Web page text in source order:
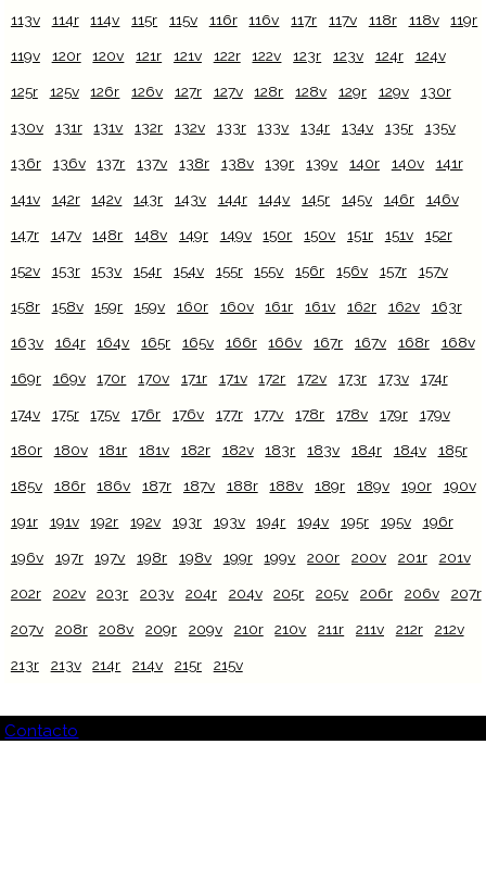
113v 114r 114v 115r 115v 116r 116v 117r 117v 118r 118v 119r
119v 120r 120v 121r 121v 122r 122v 123r 123v 124r 124v
125r 125v 126r 126v 127r 127v 128r 128v 129r 129v 130r
130v 131r 131v 132r 132v 133r 133v 134r 134v 135r 135v
136r 136v 137r 137v 138r 138v 139r 139v 140r 140v 141r
141v 142r 142v 143r 143v 144r 144v 145r 145v 146r 146v
147r 147v 148r 148v 149r 149v 150r 150v 151r 151v 152r
152v 153r 153v 154r 154v 155r 155v 156r 156v 157r 157v
158r 158v 159r 159v 160r 160v 161r 161v 162r 162v 163r
163v 164r 164v 165r 165v 166r 166v 167r 167v 168r 168v
169r 169v 170r 170v 171r 171v 172r 172v 173r 173v 174r
174v 175r 175v 176r 176v 177r 177v 178r 178v 179r 179v
180r 180v 181r 181v 182r 182v 183r 183v 184r 184v 185r
185v 186r 186v 187r 187v 188r 188v 189r 189v 190r 190v
191r 191v 192r 192v 193r 193v 194r 194v 195r 195v 196r
196v 197r 197v 198r 198v 199r 199v 200r 200v 201r 201v
202r 202v 203r 203v 204r 204v 205r 205v 206r 206v 207r
207v 208r 208v 209r 209v 210r 210v 211r 211v 212r 212v
213r 213v 214r 214v 215r 215v
Contacto